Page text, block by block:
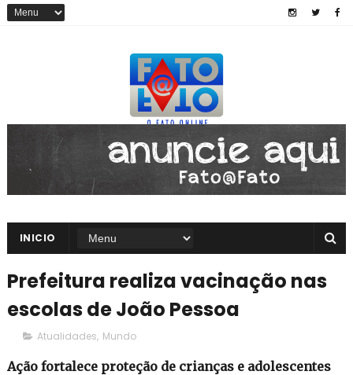
INICIO
Prefeitura realiza vacinação nas
escolas de João Pessoa
Atualidades, Mundo
Ação fortalece proteção de crianças e adolescentes